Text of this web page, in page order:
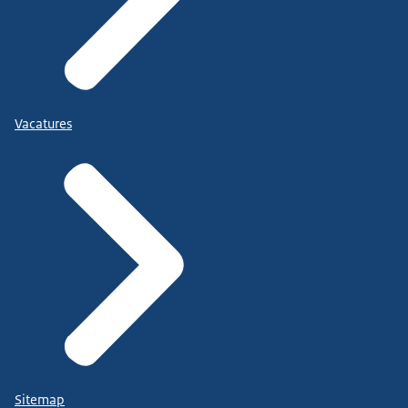
Vacatures
Sitemap